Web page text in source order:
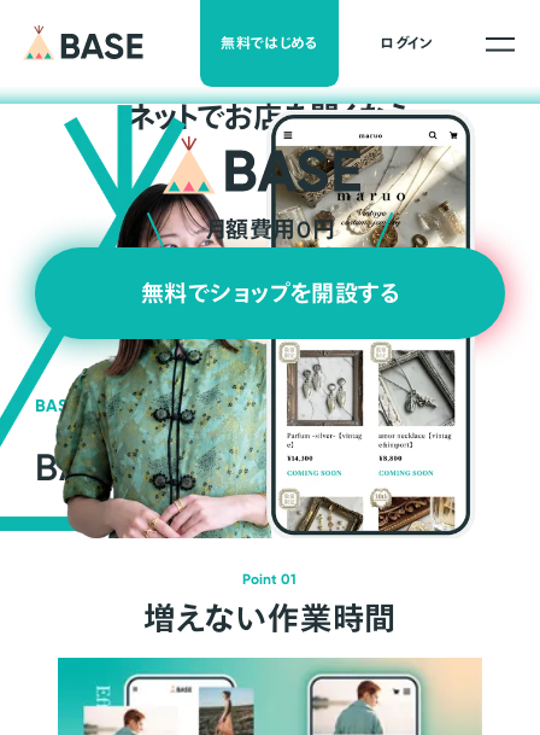
無料ではじめる ログイン
ネットでお店を開くなら
月額費用0円
無料でショップを開設する
BASEの強み
BASEが強い3つの理由
Point 01
増えない作業時間